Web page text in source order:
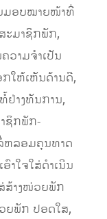
ມອບໝາຍໜ້າທີ່
ະມາຊິກພັກ,
ວາມຈໍາເປັນ
ໃຫ້ເຫັນດ້ານດີ,
ຢ່າງທັນການ,
ຊິກພັກ-
ຫລອມຄຸນທາດ
າໃຈໃສ່ດໍາເນີນ
ສ້າງໜ່ວຍພັກ
ຍພັກ ປອດໃສ,